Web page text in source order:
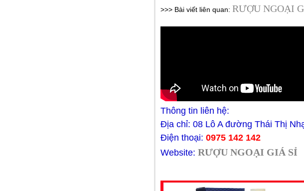
>>> Bài viết liên quan: RƯỢU NGOẠI
Thông tin liên hệ:
Địa chỉ: 08 Lô A đường Thái Thị
Điện thoại: 0975 142 142
Website: RƯỢU NGOẠI GIÁ SỈ